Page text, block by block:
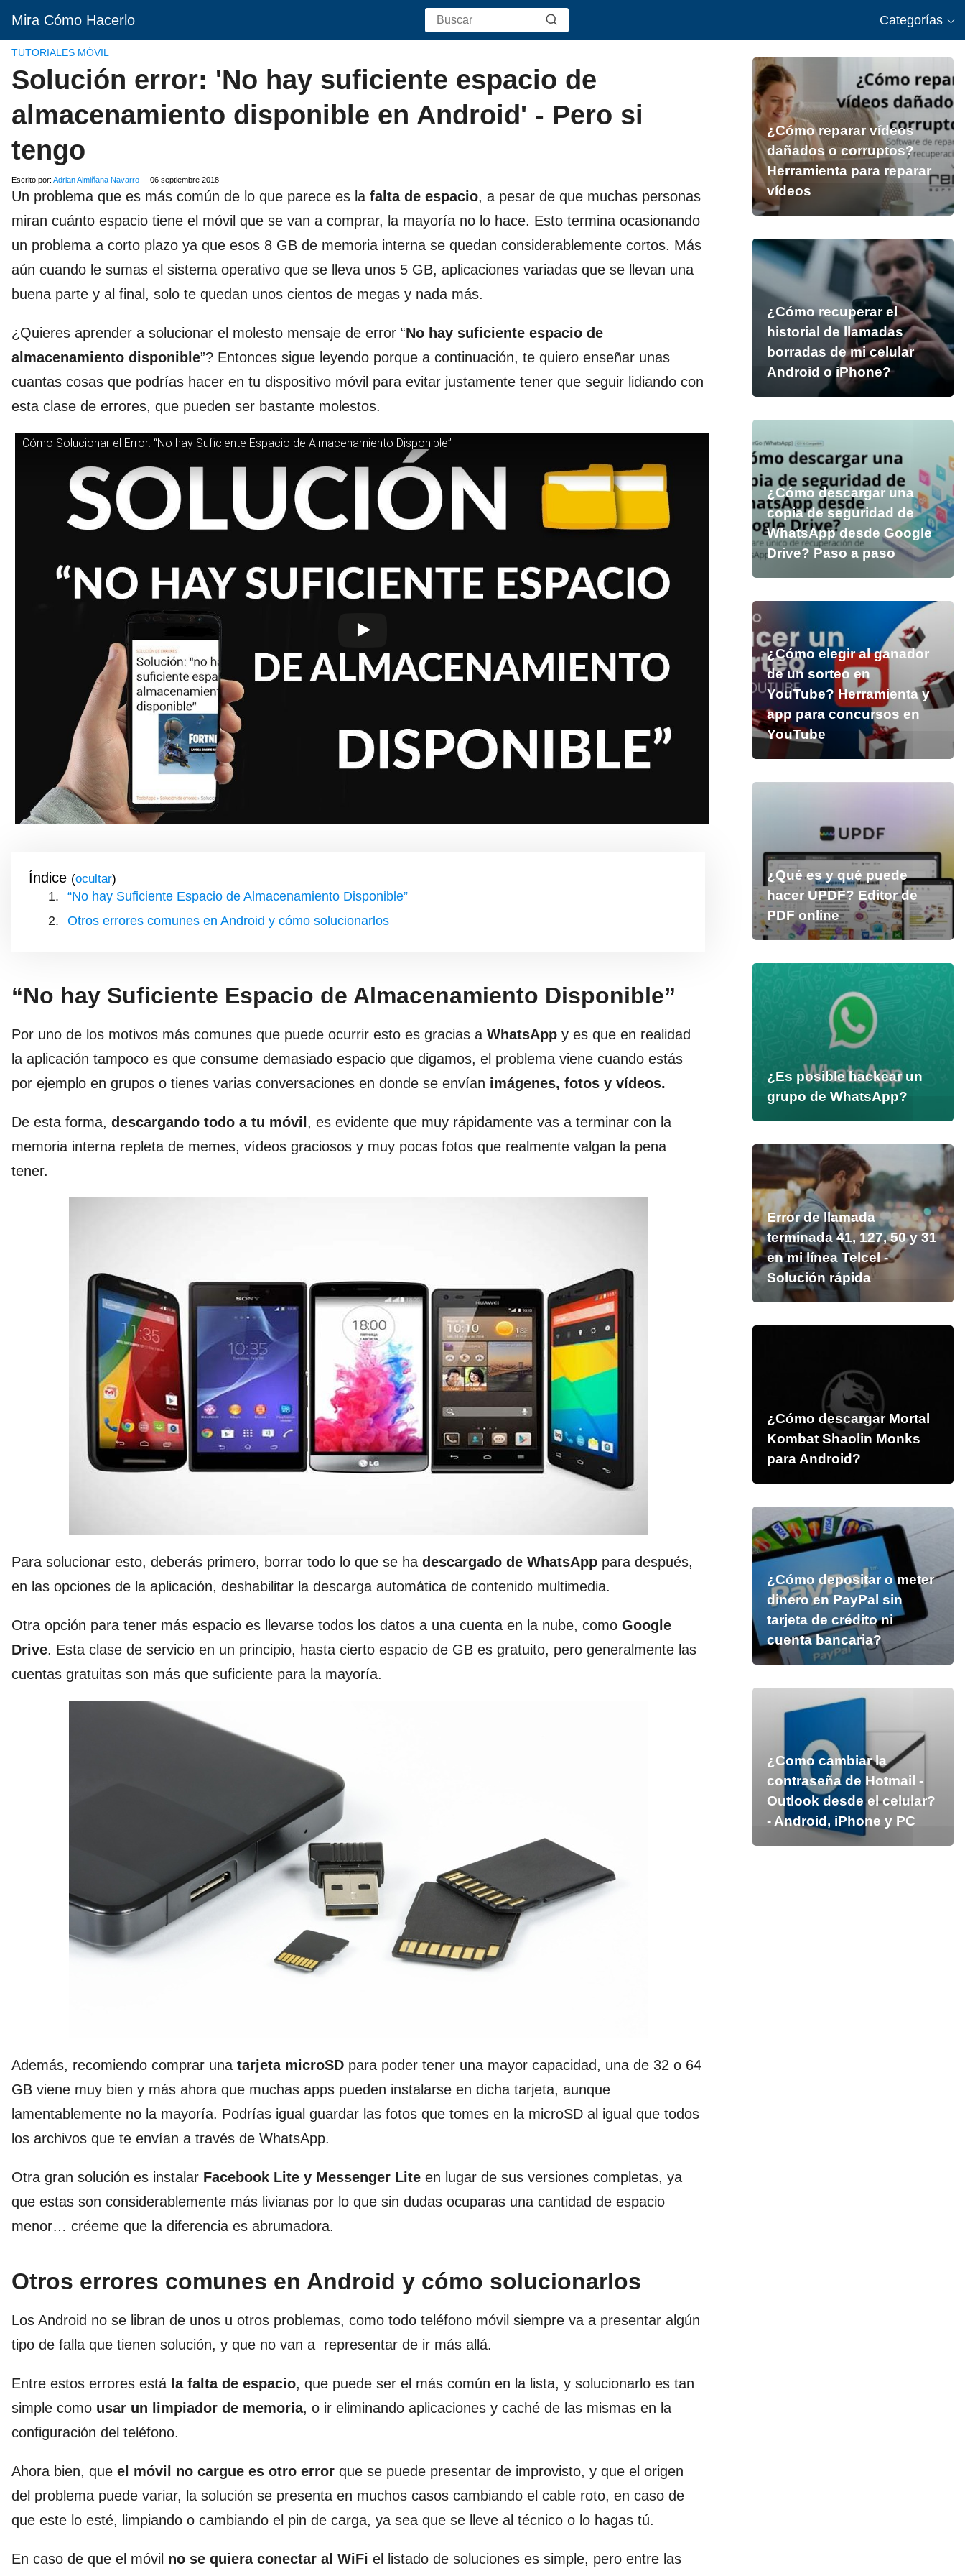
Mira Cómo Hacerlo Categorías
TUTORIALES MÓVIL
Solución error: 'No hay suficiente espacio de
almacenamiento disponible en Android' - Pero si
tengo
Escrito por: Adrian Almiñana Navarro 06 septiembre 2018
Un problema que es más común de lo que parece es la falta de espacio, a pesar de que muchas personas
miran cuánto espacio tiene el móvil que se van a comprar, la mayoría no lo hace. Esto termina ocasionando
un problema a corto plazo ya que esos 8 GB de memoria interna se quedan considerablemente cortos. Más
aún cuando le sumas el sistema operativo que se lleva unos 5 GB, aplicaciones variadas que se llevan una
buena parte y al final, solo te quedan unos cientos de megas y nada más.
¿Quieres aprender a solucionar el molesto mensaje de error “No hay suficiente espacio de
almacenamiento disponible”? Entonces sigue leyendo porque a continuación, te quiero enseñar unas
cuantas cosas que podrías hacer en tu dispositivo móvil para evitar justamente tener que seguir lidiando con
esta clase de errores, que pueden ser bastante molestos.
Cómo Solucionar el Error: “No hay Suficiente Espacio de Almacenamiento Disponible”
Índice ( )
“No hay Suficiente Espacio de Almacenamiento Disponible”
Otros errores comunes en Android y cómo solucionarlos
“No hay Suficiente Espacio de Almacenamiento Disponible”
Por uno de los motivos más comunes que puede ocurrir esto es gracias a WhatsApp y es que en realidad
la aplicación tampoco es que consume demasiado espacio que digamos, el problema viene cuando estás
por ejemplo en grupos o tienes varias conversaciones en donde se envían imágenes, fotos y vídeos.
De esta forma, descargando todo a tu móvil, es evidente que muy rápidamente vas a terminar con la
memoria interna repleta de memes, vídeos graciosos y muy pocas fotos que realmente valgan la pena
tener.
Para solucionar esto, deberás primero, borrar todo lo que se ha descargado de WhatsApp para después,
en las opciones de la aplicación, deshabilitar la descarga automática de contenido multimedia.
Otra opción para tener más espacio es llevarse todos los datos a una cuenta en la nube, como Google
Drive. Esta clase de servicio en un principio, hasta cierto espacio de GB es gratuito, pero generalmente las
cuentas gratuitas son más que suficiente para la mayoría.
Además, recomiendo comprar una tarjeta microSD para poder tener una mayor capacidad, una de 32 o 64
GB viene muy bien y más ahora que muchas apps pueden instalarse en dicha tarjeta, aunque
lamentablemente no la mayoría. Podrías igual guardar las fotos que tomes en la microSD al igual que todos
los archivos que te envían a través de WhatsApp.
Otra gran solución es instalar Facebook Lite y Messenger Lite en lugar de sus versiones completas, ya
que estas son considerablemente más livianas por lo que sin dudas ocuparas una cantidad de espacio
menor… créeme que la diferencia es abrumadora.
Otros errores comunes en Android y cómo solucionarlos
Los Android no se libran de unos u otros problemas, como todo teléfono móvil siempre va a presentar algún
tipo de falla que tienen solución, y que no van a representar de ir más allá.
Entre estos errores está la falta de espacio, que puede ser el más común en la lista, y solucionarlo es tan
simple como usar un limpiador de memoria, o ir eliminando aplicaciones y caché de las mismas en la
configuración del teléfono.
Ahora bien, que el móvil no cargue es otro error que se puede presentar de improvisto, y que el origen
del problema puede variar, la solución se presenta en muchos casos cambiando el cable roto, en caso de
que este lo esté, limpiando o cambiando el pin de carga, ya sea que se lleve al técnico o lo hagas tú.
En caso de que el móvil no se quiera conectar al WiFi el listado de soluciones es simple, pero entre las
¿Cómo reparar vídeos
dañados o corruptos?
Herramienta para reparar
vídeos
¿Cómo recuperar el
historial de llamadas
borradas de mi celular
Android o iPhone?
¿Cómo descargar una
copia de seguridad de
WhatsApp desde Google
Drive? Paso a paso
¿Cómo elegir al ganador
de un sorteo en
YouTube? Herramienta y
app para concursos en
YouTube
¿Qué es y qué puede
hacer UPDF? Editor de
PDF online
¿Es posible hackear un
grupo de WhatsApp?
Error de llamada
terminada 41, 127, 50 y 31
en mi línea Telcel -
Solución rápida
¿Cómo descargar Mortal
Kombat Shaolin Monks
para Android?
¿Cómo depositar o meter
dinero en PayPal sin
tarjeta de crédito ni
cuenta bancaria?
¿Como cambiar la
contraseña de Hotmail -
Outlook desde el celular?
- Android, iPhone y PC